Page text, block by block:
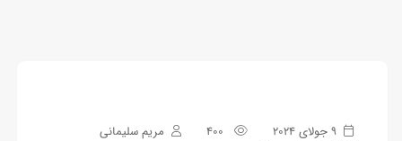
9 جولای 2024
مریم سلیمانی